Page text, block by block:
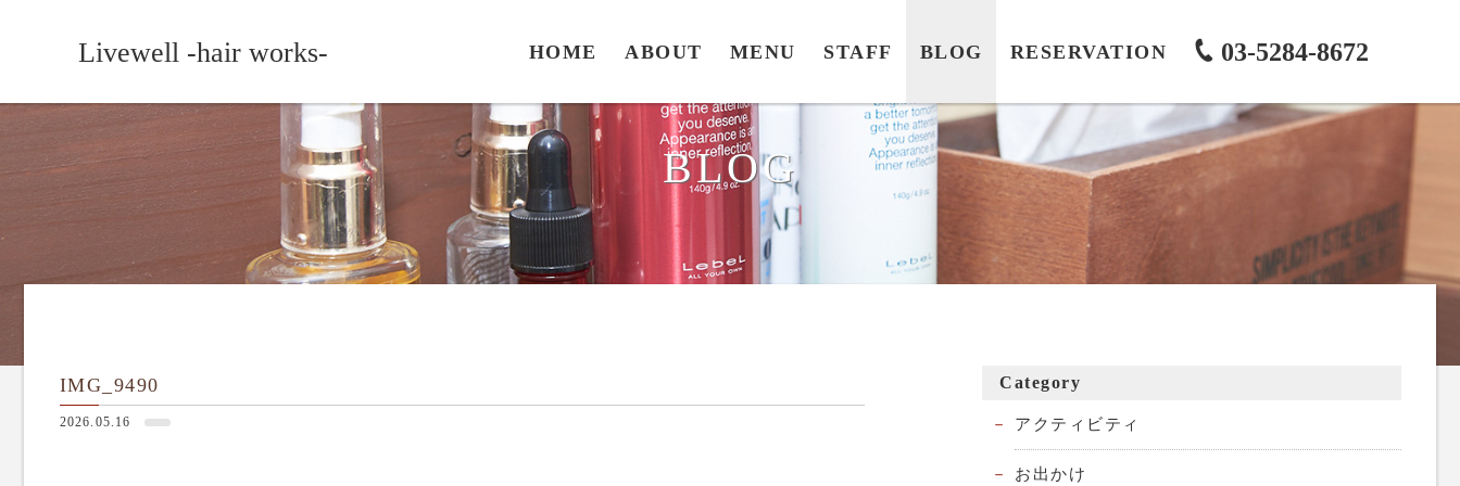
Livewell -hair works- HOME ABOUT MENU STAFF BLOG RESERVATION 03-5284-8672
BLOG
IMG_9490
2026.05.16
Category
アクティビティ
お出かけ